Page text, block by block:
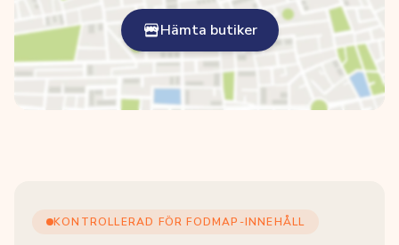
Hämta butiker
KONTROLLERAD FÖR FODMAP-INNEHÅLL